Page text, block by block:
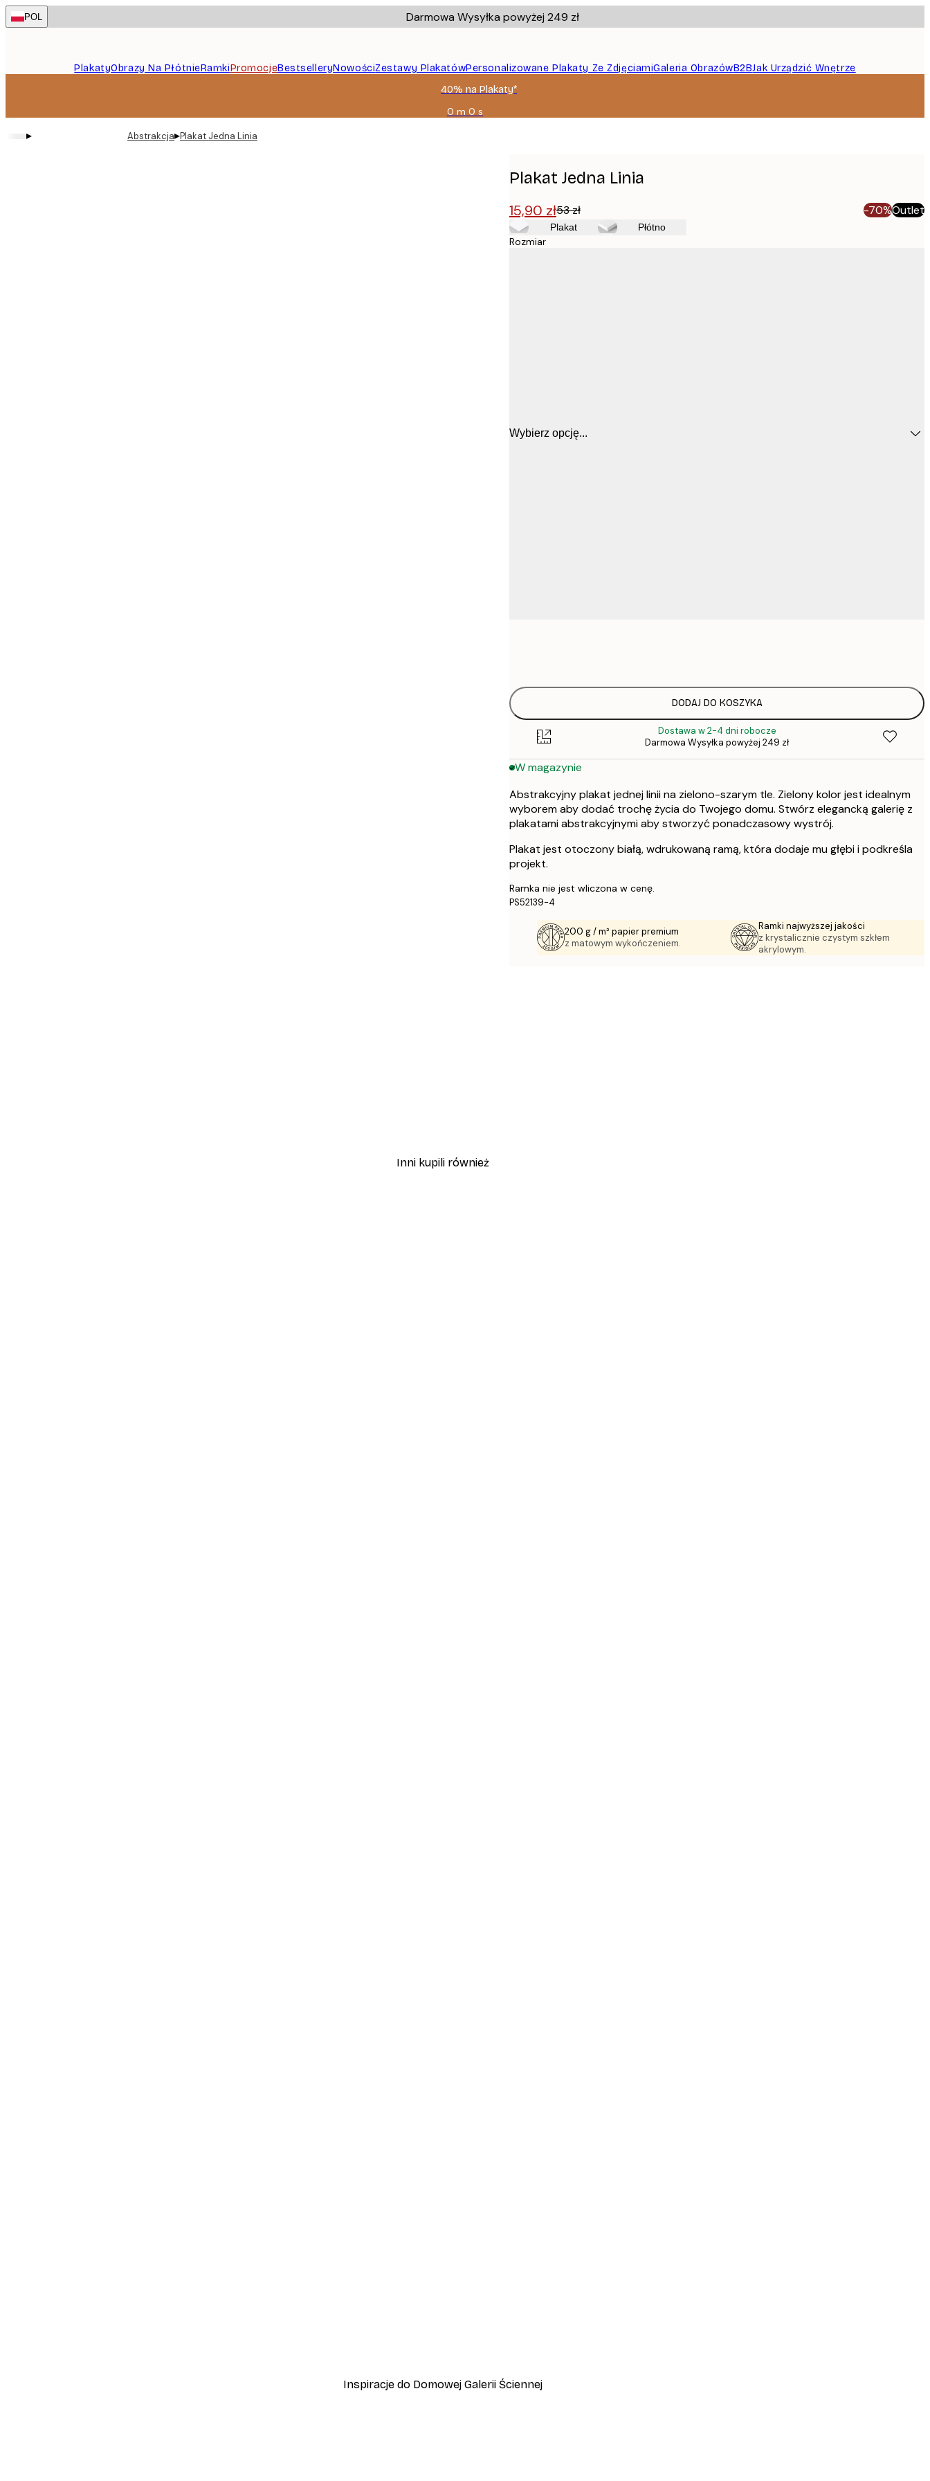
Skip
to
POL Darmowa Wysyłka powyżej 249 zł
PlakatyObrazy Na PłótnieRamkiPromocjeBestselleryNowościZestawy PlakatówPersonalizowane Plakaty Ze ZdjęciamiGaleria ObrazówB2BJak Urządzić Wnętrze
40% na Plakaty*
0 m 0 s
Ważny
▸ Abstrakcja▸Plakat Jedna Linia
Plakat Jedna Linia
15,90 zł53 zł -70%Outlet
Plakat Płótno
Rozmiar
Wybierz opcję...
DODAJ DO KOSZYKA
Dostawa w 2-4 dni robocze
Darmowa Wysyłka powyżej 249 zł
W magazynie
Abstrakcyjny plakat jednej linii na zielono-szarym tle. Zielony kolor jest idealnym
wyborem aby dodać trochę życia do Twojego domu. Stwórz elegancką galerię z
plakatami abstrakcyjnymi aby stworzyć ponadczasowy wystrój.
Plakat jest otoczony białą, wdrukowaną ramą, która dodaje mu głębi i podkreśla
projekt.
Ramka nie jest wliczona w cenę.
PS52139-4
200 g / m² papier premium
z matowym wykończeniem.
Ramki najwyższej jakości
z krystalicznie czystym szkłem
akrylowym.
Inni kupili również
Inspiracje do Domowej Galerii Ściennej